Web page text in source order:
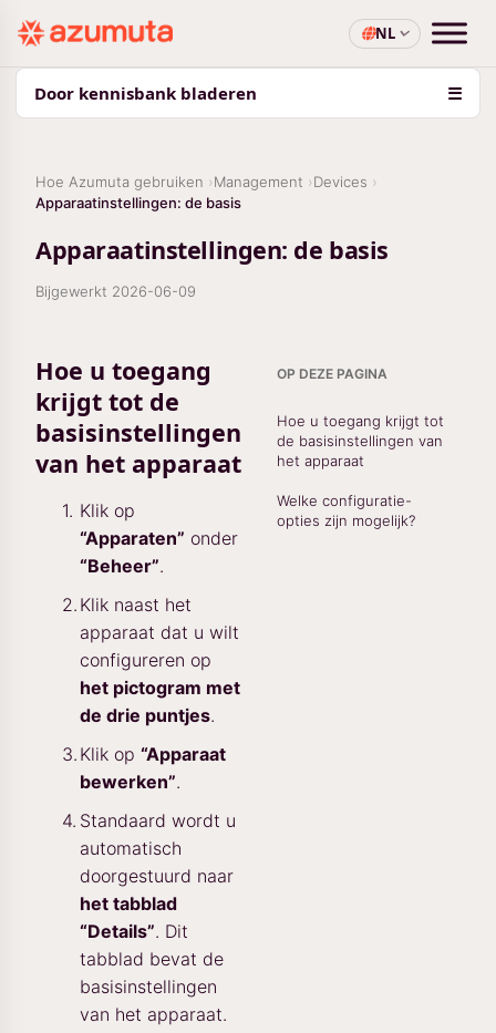
NL
Door kennisbank bladeren ☰
Hoe Azumuta gebruiken Management
Devices
Apparaatinstellingen: de basis
Apparaatinstellingen: de basis
Bijgewerkt 2026-06-09
Hoe u toegang
krijgt tot de
basisinstellingen
van het apparaat
Klik op
“Apparaten” onder
“Beheer”.
Klik naast het
apparaat dat u wilt
configureren op
het pictogram met
de drie puntjes.
Klik op “Apparaat
bewerken”.
Standaard wordt u
automatisch
doorgestuurd naar
het tabblad
“Details”. Dit
tabblad bevat de
basisinstellingen
van het apparaat.
OP DEZE PAGINA
Hoe u toegang krijgt tot
de basisinstellingen van
het apparaat
Welke configuratie-
opties zijn mogelijk?